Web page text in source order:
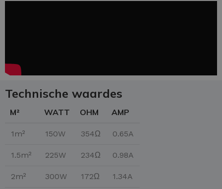
Technische waardes
M² WATT OHM AMP
1m² 150W 354Ω 0.65A
1.5m² 225W 234Ω 0.98A
2m² 300W 172Ω 1.34A